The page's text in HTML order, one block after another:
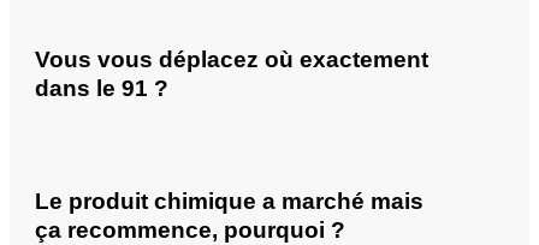
Vous vous déplacez où exactement
dans le 91 ?
Le produit chimique a marché mais
ça recommence, pourquoi ?